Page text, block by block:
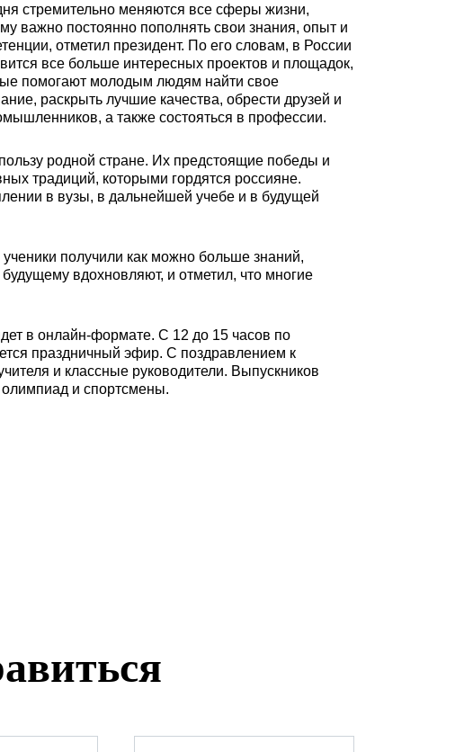
стремительно меняются все сферы жизни,
важно постоянно пополнять свои знания, опыт и
отметил президент. По его словам, в России
все больше интересных проектов и площадок,
помогают молодым людям найти свое
раскрыть лучшие качества, обрести друзей и
а также состояться в профессии.
родной стране. Их предстоящие победы и
традиций, которыми гордятся россияне.
в вузы, в дальнейшей учебе и в будущей
получили как можно больше знаний,
вдохновляют, и отметил, что многие
в онлайн-формате. С 12 до 15 часов по
праздничный эфир. С поздравлением к
и классные руководители. Выпускников
и спортсмены.